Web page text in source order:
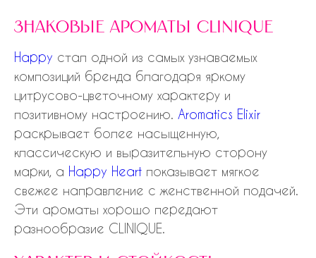
знаковые ароматы clinique
Happy стал одной из самых узнаваемых
композиций бренда благодаря яркому
цитрусово-цветочному характеру и
позитивному настроению. Aromatics Elixir
раскрывает более насыщенную,
классическую и выразительную сторону
марки, а Happy Heart показывает мягкое
свежее направление с женственной подачей.
Эти ароматы хорошо передают
разнообразие CLINIQUE.